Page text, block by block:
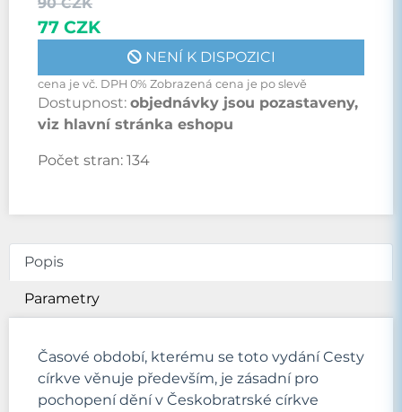
77 CZK
NENÍ K DISPOZICI
cena je vč. DPH 0% Zobrazená cena je po slevě
Dostupnost: objednávky jsou pozastaveny,
viz hlavní stránka eshopu
Počet stran: 134
Popis
Parametry
Časové období, kterému se toto vydání Cesty
církve věnuje především, je zásadní pro
pochopení dění v Českobratrské církve